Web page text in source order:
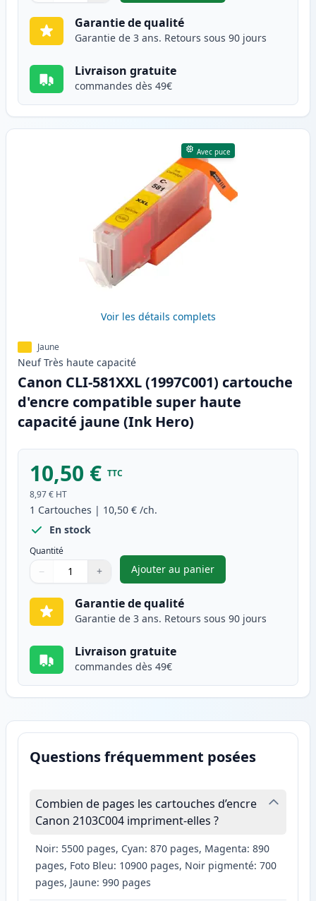
Garantie de qualité
Garantie de 3 ans. Retours sous 90 jours
Livraison gratuite
commandes dès 49€
Avec puce
Voir les détails complets
Jaune
Neuf Très haute capacité
Canon CLI-581XXL (1997C001) cartouche
d'encre compatible super haute
capacité jaune (Ink Hero)
10,50 € TTC
8,97 € HT
1 Cartouches | 10,50 € /ch.
En stock
Quantité
Quantité
Utilisez les boutons pour ajuster
− +
Quantité
Ajouter au panier
,Canon CLI-581XXL
Garantie de qualité
Garantie de 3 ans. Retours sous 90 jours
Livraison gratuite
commandes dès 49€
Questions fréquemment posées
Combien de pages les cartouches d’encre
Canon 2103C004 impriment-elles ?
Noir: 5500 pages, Cyan: 870 pages, Magenta: 890
pages, Foto Bleu: 10900 pages, Noir pigmenté: 700
pages, Jaune: 990 pages